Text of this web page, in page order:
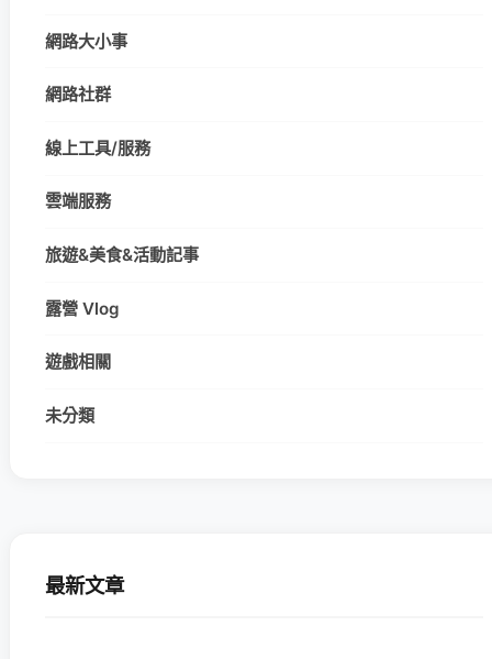
網路大小事
網路社群
線上工具/服務
雲端服務
旅遊&美食&活動記事
露營 Vlog
遊戲相關
未分類
最新文章